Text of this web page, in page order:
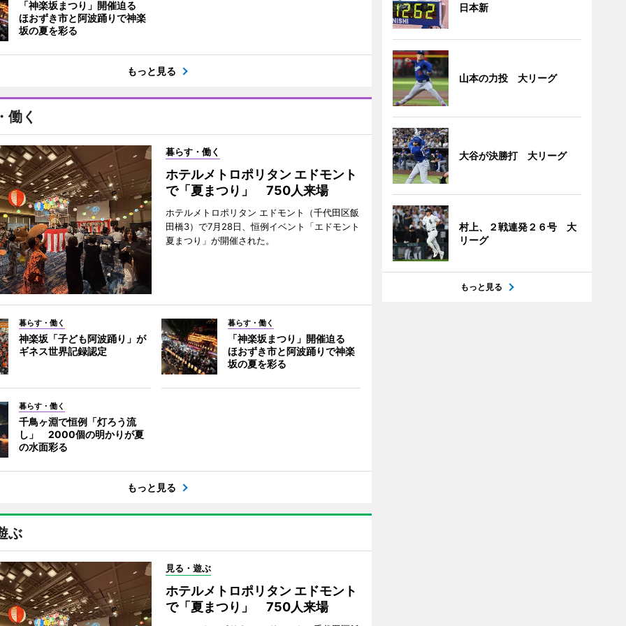
「神楽坂まつり」開催迫る
ほおずき市と阿波踊りで神楽
坂の夏を彩る
もっと見る
働く
暮らす・働く
ホテルメトロポリタン エドモント
で「夏まつり」 750人来場
ホテルメトロポリタン エドモント（千代田区飯
田橋3）で7月28日、恒例イベント「エドモント
夏まつり」が開催された。
暮らす・働く
神楽坂「子ども阿波踊り」が
ギネス世界記録認定
暮らす・働く
「神楽坂まつり」開催迫る
ほおずき市と阿波踊りで神楽
坂の夏を彩る
暮らす・働く
千鳥ヶ淵で恒例「灯ろう流
し」 2000個の明かりが夏
の水面彩る
もっと見る
ぶ
見る・遊ぶ
ホテルメトロポリタン エドモント
で「夏まつり」 750人来場
日本新
山本の力投 大リーグ
大谷が決勝打 大リーグ
村上、２戦連発２６号 大
リーグ
もっと見る